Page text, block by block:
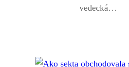
vedecká…